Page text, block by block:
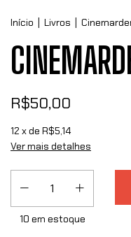
Início Livros
R$50,00
12 x de R$5,14
Ver mais detalhes
10 em estoque